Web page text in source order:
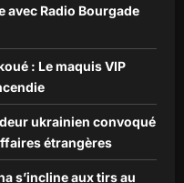
avec Radio Bourgade
: Le maquis VIP
ukrainien convoqué
étrangères
s’incline aux tirs au